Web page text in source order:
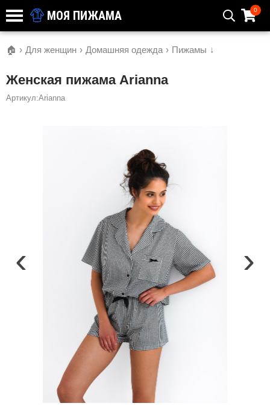
МОЯ ПИЖАМА 0
🏠 › Для женщин › Домашняя одежда › Пижамы ↓
Женская пижама Arianna
Артикул:Arianna
‹ ›